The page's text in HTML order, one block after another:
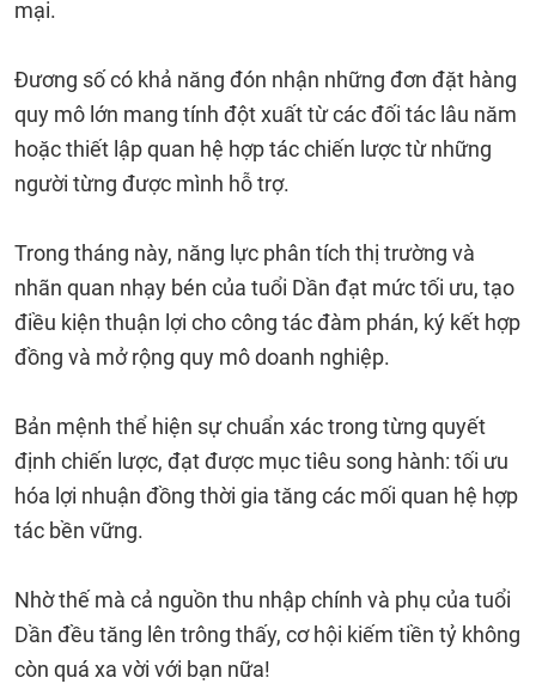
mại.
Đương số có khả năng đón nhận những đơn đặt hàng
quy mô lớn mang tính đột xuất từ các đối tác lâu năm
hoặc thiết lập quan hệ hợp tác chiến lược từ những
người từng được mình hỗ trợ.
Trong tháng này, năng lực phân tích thị trường và
nhãn quan nhạy bén của tuổi Dần đạt mức tối ưu, tạo
điều kiện thuận lợi cho công tác đàm phán, ký kết hợp
đồng và mở rộng quy mô doanh nghiệp.
Bản mệnh thể hiện sự chuẩn xác trong từng quyết
định chiến lược, đạt được mục tiêu song hành: tối ưu
hóa lợi nhuận đồng thời gia tăng các mối quan hệ hợp
tác bền vững.
Nhờ thế mà cả nguồn thu nhập chính và phụ của tuổi
Dần đều tăng lên trông thấy, cơ hội kiếm tiền tỷ không
còn quá xa vời với bạn nữa!